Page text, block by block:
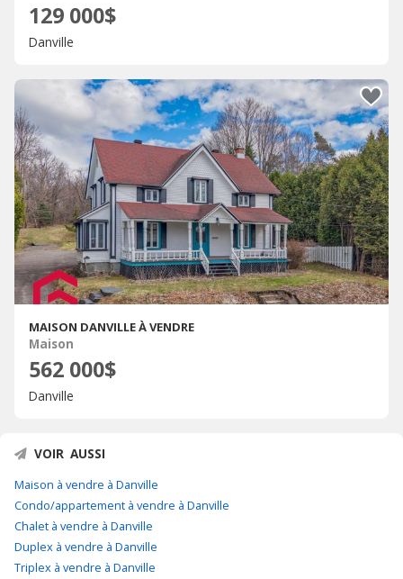
129 000$
Danville
MAISON DANVILLE À VENDRE
Maison
562 000$
Danville
VOIR AUSSI
Maison à vendre à Danville
Condo/appartement à vendre à Danville
Chalet à vendre à Danville
Duplex à vendre à Danville
Triplex à vendre à Danville